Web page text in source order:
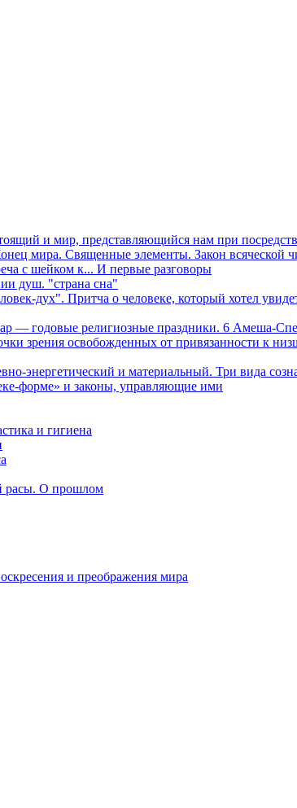
и мир, представляющийся нам при
мира. Священные элементы. Закон всяческой
с шейком к... И первые разговоры
душ. "страна сна"
дух". Притча о человеке, который хотел
— годовые религиозные праздники. 6 Амеша-
зрения освобожденных от привязанности к
энергетический и материальный. Три вида
форме» и законы, управляющие ими
и гигиена
расы. О прошлом
и преображения мира